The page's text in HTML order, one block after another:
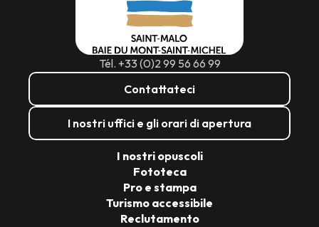
Tél. +33 (0)2 99 56 66 99
Contattateci
I nostri uffici e gli orari di apertura
I nostri opuscoli
Fototeca
Pro e stampa
Turismo accessibile
Reclutamento